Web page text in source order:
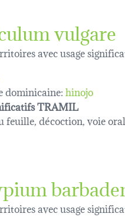
vulgare
avec usage
dominicaine:hinojo
TRAMIL
feuille, décoction, voie
avec usage